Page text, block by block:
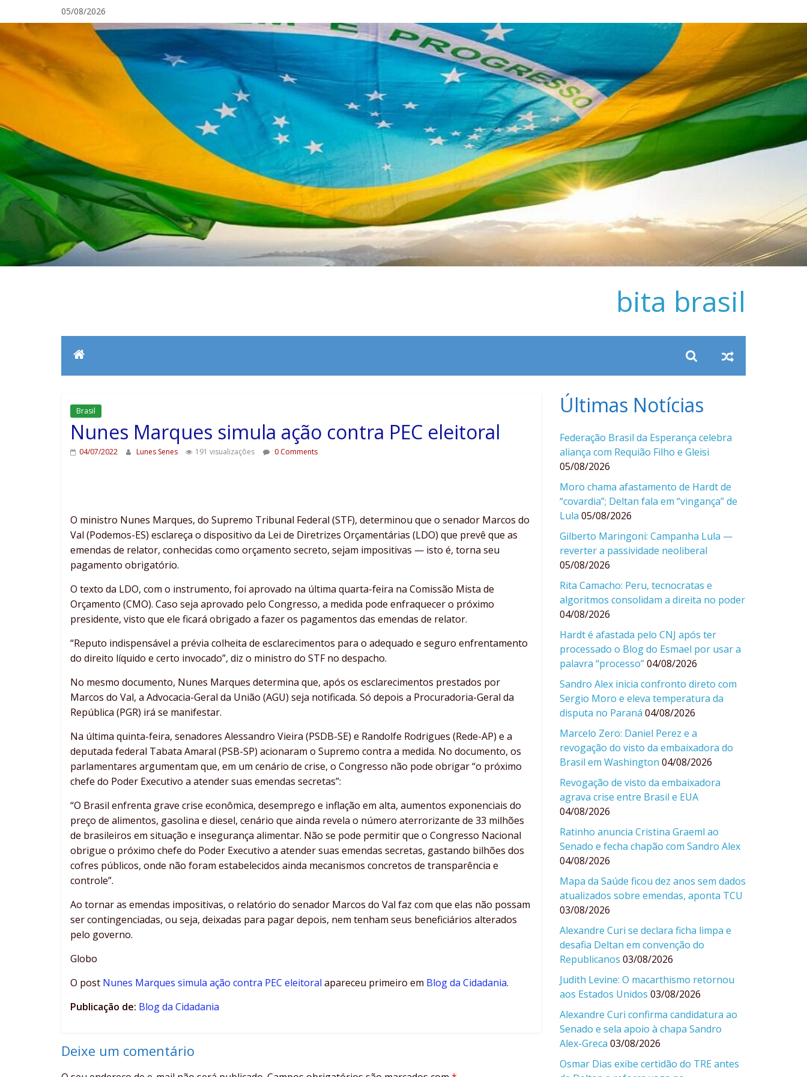
para
conteúdo
05/08/2026
bita brasil
Brasil
Nunes Marques simula ação contra PEC eleitoral
04/07/2022 Lunes Senes 191 visualizações 0 Comments
O ministro Nunes Marques, do Supremo Tribunal Federal (STF), determinou que o senador Marcos do
Val (Podemos-ES) esclareça o dispositivo da Lei de Diretrizes Orçamentárias (LDO) que prevê que as
emendas de relator, conhecidas como orçamento secreto, sejam impositivas — isto é, torna seu
pagamento obrigatório.
O texto da LDO, com o instrumento, foi aprovado na última quarta-feira na Comissão Mista de
Orçamento (CMO). Caso seja aprovado pelo Congresso, a medida pode enfraquecer o próximo
presidente, visto que ele ficará obrigado a fazer os pagamentos das emendas de relator.
“Reputo indispensável a prévia colheita de esclarecimentos para o adequado e seguro enfrentamento
do direito líquido e certo invocado”, diz o ministro do STF no despacho.
No mesmo documento, Nunes Marques determina que, após os esclarecimentos prestados por
Marcos do Val, a Advocacia-Geral da União (AGU) seja notificada. Só depois a Procuradoria-Geral da
República (PGR) irá se manifestar.
Na última quinta-feira, senadores Alessandro Vieira (PSDB-SE) e Randolfe Rodrigues (Rede-AP) e a
deputada federal Tabata Amaral (PSB-SP) acionaram o Supremo contra a medida. No documento, os
parlamentares argumentam que, em um cenário de crise, o Congresso não pode obrigar “o próximo
chefe do Poder Executivo a atender suas emendas secretas”:
“O Brasil enfrenta grave crise econômica, desemprego e inflação em alta, aumentos exponenciais do
preço de alimentos, gasolina e diesel, cenário que ainda revela o número aterrorizante de 33 milhões
de brasileiros em situação e insegurança alimentar. Não se pode permitir que o Congresso Nacional
obrigue o próximo chefe do Poder Executivo a atender suas emendas secretas, gastando bilhões dos
cofres públicos, onde não foram estabelecidos ainda mecanismos concretos de transparência e
controle”.
Ao tornar as emendas impositivas, o relatório do senador Marcos do Val faz com que elas não possam
ser contingenciadas, ou seja, deixadas para pagar depois, nem tenham seus beneficiários alterados
pelo governo.
Globo
O post Nunes Marques simula ação contra PEC eleitoral apareceu primeiro em Blog da Cidadania.
Publicação de: Blog da Cidadania
Deixe um comentário
Últimas Notícias
Federação Brasil da Esperança celebra
aliança com Requião Filho e Gleisi
05/08/2026
Moro chama afastamento de Hardt de
“covardia”; Deltan fala em “vingança” de
Lula 05/08/2026
Gilberto Maringoni: Campanha Lula —
reverter a passividade neoliberal
05/08/2026
Rita Camacho: Peru, tecnocratas e
algoritmos consolidam a direita no poder
04/08/2026
Hardt é afastada pelo CNJ após ter
processado o Blog do Esmael por usar a
palavra “processo”04/08/2026
Sandro Alex inicia confronto direto com
Sergio Moro e eleva temperatura da
disputa no Paraná 04/08/2026
Marcelo Zero: Daniel Perez e a
revogação do visto da embaixadora do
Brasil em Washington 04/08/2026
Revogação de visto da embaixadora
agrava crise entre Brasil e EUA
04/08/2026
Ratinho anuncia Cristina Graeml ao
Senado e fecha chapão com Sandro Alex
04/08/2026
Mapa da Saúde ficou dez anos sem dados
atualizados sobre emendas, aponta TCU
03/08/2026
Alexandre Curi se declara ficha limpa e
desafia Deltan em convenção do
Republicanos 03/08/2026
Judith Levine: O macarthismo retornou
aos Estados Unidos 03/08/2026
Alexandre Curi confirma candidatura ao
Senado e sela apoio à chapa Sandro
Alex-Greca 03/08/2026
Osmar Dias exibe certidão do TRE antes